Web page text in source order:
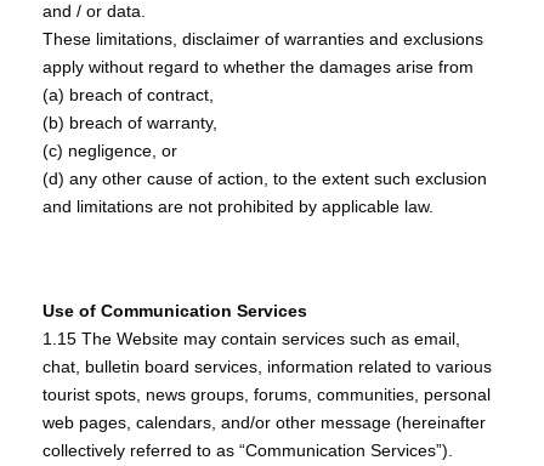
and / or data.
These limitations, disclaimer of warranties and exclusions
apply without regard to whether the damages arise from
(a) breach of contract,
(b) breach of warranty,
(c) negligence, or
(d) any other cause of action, to the extent such exclusion
and limitations are not prohibited by applicable law.
Use of Communication Services
1.15 The Website may contain services such as email,
chat, bulletin board services, information related to various
tourist spots, news groups, forums, communities, personal
web pages, calendars, and/or other message (hereinafter
collectively referred to as “Communication Services”).